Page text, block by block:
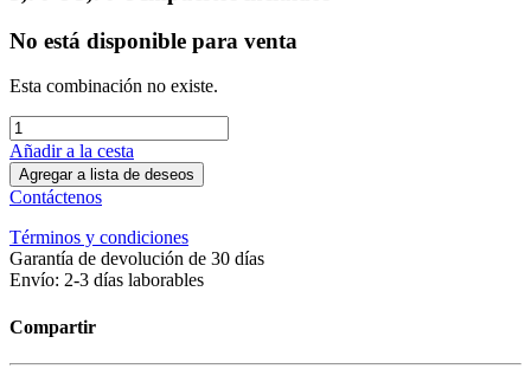
No está disponible para venta
Esta combinación no existe.
Añadir a la cesta
Agregar a lista de deseos
Contáctenos
Términos y condiciones
Garantía de devolución de 30 días
Envío: 2-3 días laborables
Compartir